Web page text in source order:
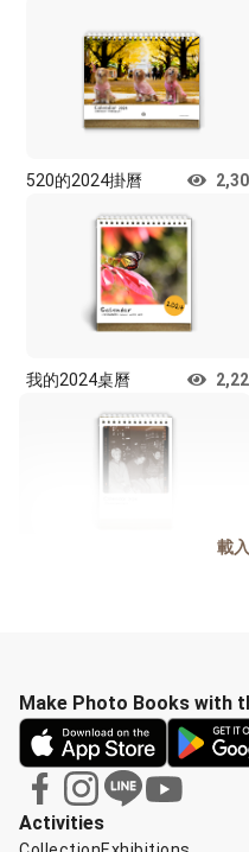
520的2024掛曆
我的2024桌曆
載
Activities
Make Photo Books with